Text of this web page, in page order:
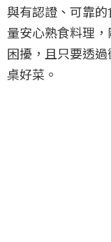
與有認證、可靠
量安心熟食料理
困擾，且只要透
桌好菜。